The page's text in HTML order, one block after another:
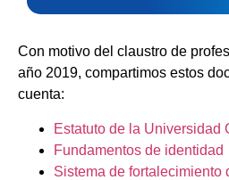
Con motivo del claustro de
año 2019, compartimos estos
cuenta:
Estatuto de la Universidad
Fundamentos de identidad
Sistema de fortalecimiento